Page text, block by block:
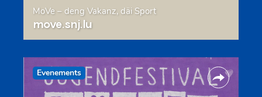
MoVe – deng Vakanz, däi Sport
move.snj.lu
Evenements